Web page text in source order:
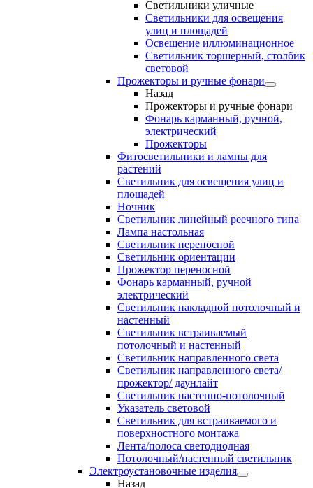
Светильники уличные
Светильники для освещения
улиц и площадей
Освещение иллюминационное
Светильник торшерный, столбик
световой
Прожекторы и ручные фонари
Назад
Прожекторы и ручные фонари
Фонарь карманный, ручной,
электрический
Прожекторы
Фитосветильники и лампы для
растений
Светильник для освещения улиц и
площадей
Ночник
Светильник линейный реечного типа
Лампа настольная
Светильник переносной
Светильник ориентации
Прожектор переносной
Фонарь карманный, ручной
электрический
Светильник накладной потолочный и
настенный
Светильник встраиваемый
потолочный и настенный
Светильник направленного света
Светильник направленного света/
прожектор/ даунлайт
Светильник настенно-потолочный
Указатель световой
Светильник для встраиваемого и
поверхностного монтажа
Лента/полоса светодиодная
Потолочный/настенный светильник
Электроустановочные изделия
Назад